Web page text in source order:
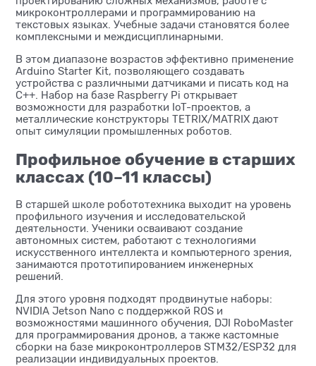
микроконтроллерами и программированию на
текстовых языках. Учебные задачи становятся более
комплексными и междисциплинарными.
В этом диапазоне возрастов эффективно применение
Arduino Starter Kit, позволяющего создавать
устройства с различными датчиками и писать код на
C++. Набор на базе Raspberry Pi открывает
возможности для разработки IoT-проектов, а
металлические конструкторы TETRIX/MATRIX дают
опыт симуляции промышленных роботов.
Профильное обучение в старших
классах (10–11 классы)
В старшей школе робототехника выходит на уровень
профильного изучения и исследовательской
деятельности. Ученики осваивают создание
автономных систем, работают с технологиями
искусственного интеллекта и компьютерного зрения,
занимаются прототипированием инженерных
решений.
Для этого уровня подходят продвинутые наборы:
NVIDIA Jetson Nano с поддержкой ROS и
возможностями машинного обучения, DJI RoboMaster
для программирования дронов, а также кастомные
сборки на базе микроконтроллеров STM32/ESP32 для
реализации индивидуальных проектов.